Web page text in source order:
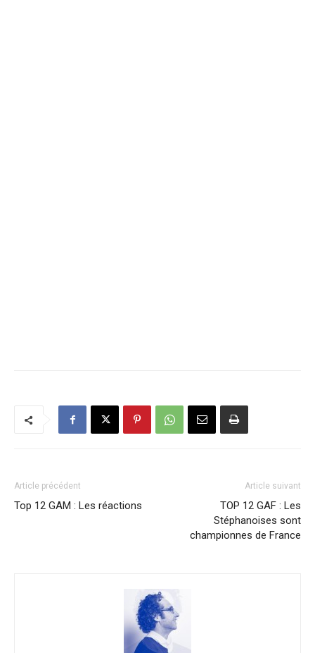
Article précédent
Top 12 GAM : Les réactions
Article suivant
TOP 12 GAF : Les
Stéphanoises sont
championnes de France